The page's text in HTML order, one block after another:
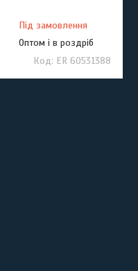
Під замовлення
Оптом і в роздріб
ER 60531388